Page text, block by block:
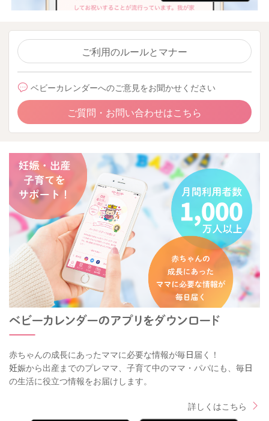
ご利用のルールとマナー
ベビーカレンダーへのご意見をお聞かせください
ご質問・お問い合わせはこちら
赤ちゃんの成長にあったママに必要な情報が毎日届く！
妊娠から出産までのプレママ、子育て中のママ・パパにも、毎日
の生活に役立つ情報をお届けします。
詳しくはこちら